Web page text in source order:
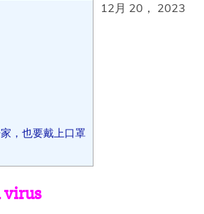
，也要戴上口罩
12月 20， 2023
virus